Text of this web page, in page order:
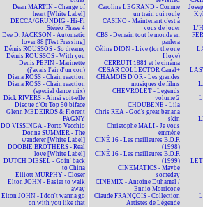
Dean MARTIN - Change of
heart [White Label]
DECCA/GRUNDIG - Hi-Fi
Stéréo Phase 4
Dee D. JACKSON - Automatic
lover 88 [Test Pressing]
Démis ROUSSOS - So dreamy
Démis ROUSSOS - With you
Denis PEPIN - Marinette
(j'avais l'air d'un con)
Diana ROSS - Chain reaction
Diana ROSS - Chain reaction
(special dance mix)
Dick RIVERS - Ainsi soit-elle
Disque d'Or Top 50 biface
Glenn MEDEIROS & Florent
PAGNY
DO VISSINGA - Porto Vecchio
Donna SUMMER - The
wanderer [White Label]
DOOBIE BROTHERS - Real
love [White Label]
DUTCH DIESEL - Goin' back
to China
Elliott MURPHY - Closer
Elton JOHN - Easier to walk
away
Elton JOHN - I don't wanna go
on with you like that
Caroline LEGRAND - Comme
un train qui roule
CASINO - Maintenant c'est à
vous de jouer
CBS - Demain tout le monde en
parlera
Céline DION - Live (for the one
I love)
CERRUTI 1881 et le cinéma
CESAR COLLECTOR Canal+
CHAMOIS D'OR - Les grandes
musiques de films
CHEVROLET - Legends
volume 2
CHOUBENE - Lila
Chris REA - God's great banana
skin
Christophe MALI - Je vous
emmène
CINÉ 16 - Les meilleures B.O.F.
(1998)
CINÉ 16 - Les meilleures B.O.F.
(1999)
CINEMATICS - Maybe
someday
CINEMIX - Antoine Duhamel /
Ennio Morricone
Claude FRANÇOIS - Collection
Artistes de Légende
LET